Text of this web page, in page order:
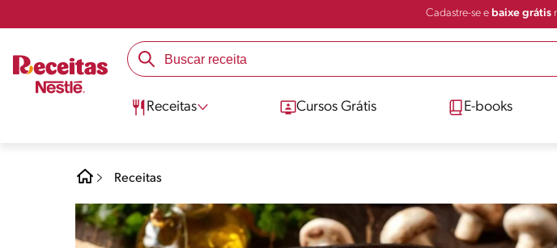
Cadastre-se e baixe grátis
Receitas Cursos Grátis E-books
Receitas